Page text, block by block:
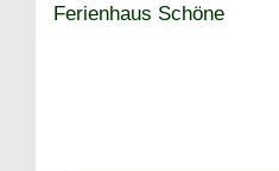
Ferienhaus Schöne